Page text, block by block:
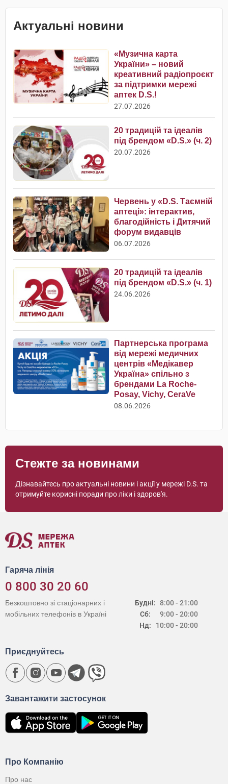
Актуальні новини
«Музична карта
України» – новий
креативний радіопроєкт
за підтримки мережі
аптек D.S.!
27.07.2026
20 традицій та ідеалів
під брендом «D.S.» (ч. 2)
20.07.2026
Червень у «D.S. Таємній
аптеці»: інтерактив,
благодійність і Дитячий
форум видавців
06.07.2026
20 традицій та ідеалів
під брендом «D.S.» (ч. 1)
24.06.2026
Партнерська програма
від мережі медичних
центрів «Медікавер
Україна» спільно з
брендами La Roche-
Posay, Vichy, CeraVe
08.06.2026
Стежте за новинами
Дізнавайтесь про актуальні новини і акції у мережі D.S. та
отримуйте корисні поради про ліки і здоров'я.
Гаряча лінія
0 800 30 20 60
Будні:
Сб:
Нд:
8:00 - 21:00
9:00 - 20:00
10:00 - 20:00
Безкоштовно зі стаціонарних і
мобільних телефонів в Україні
Про Компанію
Про нас
Завантажити застосунок
Приєднуйтесь